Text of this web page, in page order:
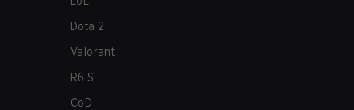
Dota 2
Valorant
R6:S
CoD